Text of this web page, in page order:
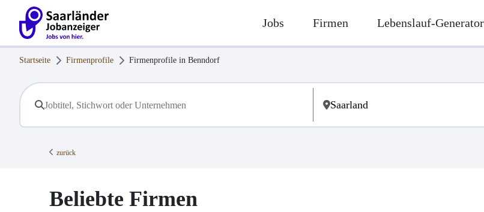
Jobs Firmen Lebenslauf-Generator
Startseite Firmenprofile Firmenprofile in Benndorf
zurück
Beliebte Firmen